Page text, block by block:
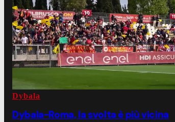
Dybala
Dybala-Roma, la svolta è più vicina